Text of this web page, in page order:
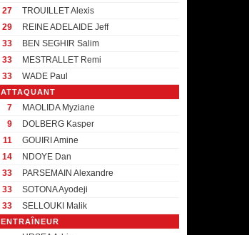
27
TROUILLET Alexis
29
REINE ADELAIDE Jeff
33
BEN SEGHIR Salim
33
MESTRALLET Remi
33
WADE Paul
ATTAQUANT
7
MAOLIDA Myziane
9
DOLBERG Kasper
11
GOUIRI Amine
14
NDOYE Dan
33
PARSEMAIN Alexandre
33
SOTONA Ayodeji
33
SELLOUKI Malik
ENTRAÎNEUR